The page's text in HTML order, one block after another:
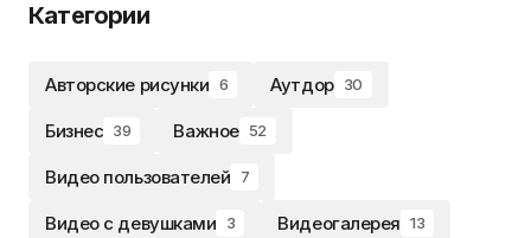
Категории
Авторские рисунки 6 Аутдор 30
Бизнес 39 Важное 52
Видео пользователей 7
Видео с девушками 3 Видеогалерея 13